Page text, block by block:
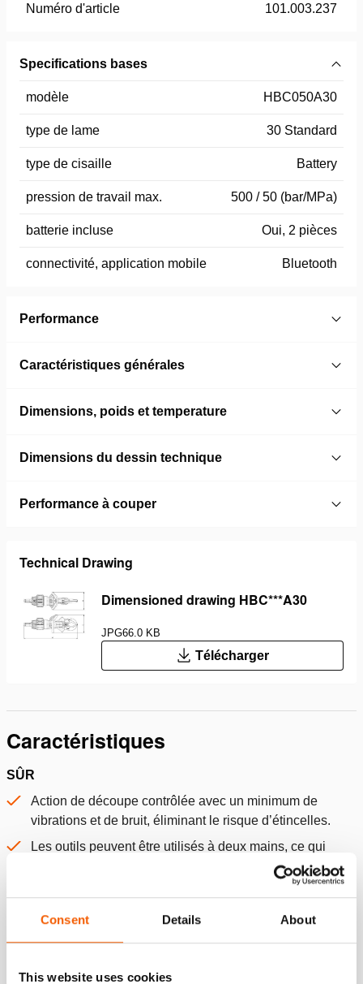
Consent Details About
This website uses cookies
Numéro d'article 101.003.237
Specifications bases
modèle HBC050A30
type de lame 30 Standard
type de cisaille Battery
pression de travail max. 500 / 50 (bar/MPa)
batterie incluse Oui, 2 pièces
connectivité, application mobile Bluetooth
Performance
Caractéristiques générales
Dimensions, poids et temperature
Dimensions du dessin technique
Performance à couper
Technical Drawing
Dimensioned drawing HBC***A30
JPG66.0 KB
Télécharger
Caractéristiques
SÛR
Action de découpe contrôlée avec un minimum de
vibrations et de bruit, éliminant le risque d’étincelles.
Les outils peuvent être utilisés à deux mains, ce qui
renforce la sécurité lors des travaux de découpe.